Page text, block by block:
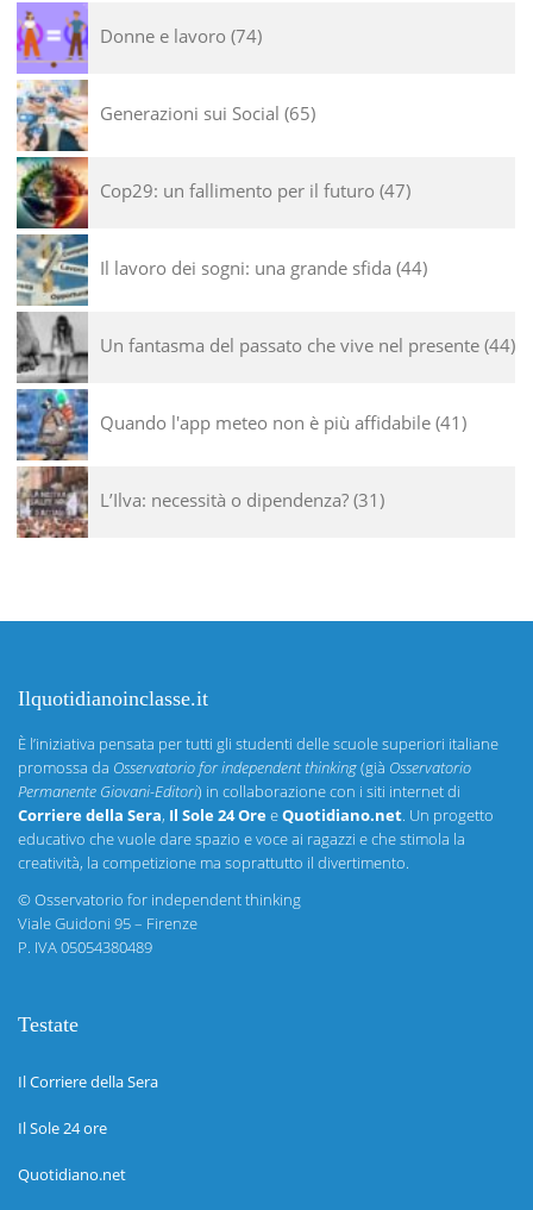
Donne e lavoro 74
Generazioni sui Social 65
Cop29: un fallimento per il futuro 47
Il lavoro dei sogni: una grande sfida 44
Un fantasma del passato che vive nel presente 44
Quando l'app meteo non è più affidabile 41
L’Ilva: necessità o dipendenza? 31
Ilquotidianoinclasse.it
È l’iniziativa pensata per tutti gli studenti delle scuole superiori italiane
promossa da Osservatorio for independent thinking(già Osservatorio
Permanente Giovani-Editori) in collaborazione con i siti internet di
Corriere della Sera, Il Sole 24 OreeQuotidiano.net. Un progetto
educativo che vuole dare spazio e voce ai ragazzi e che stimola la
creatività, la competizione ma soprattutto il divertimento.
©Osservatorio for independent thinking
Viale Guidoni 95 – Firenze
P. IVA 05054380489
Testate
Il Corriere della Sera
Il Sole 24 ore
Quotidiano.net